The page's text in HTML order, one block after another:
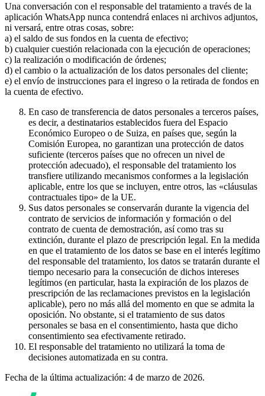
Una conversación con el responsable del tratamiento a través de la
aplicación WhatsApp nunca contendrá enlaces ni archivos adjuntos,
ni versará, entre otras cosas, sobre:
a) el saldo de sus fondos en la cuenta de efectivo;
b) cualquier cuestión relacionada con la ejecución de operaciones;
c) la realización o modificación de órdenes;
d) el cambio o la actualización de los datos personales del cliente;
e) el envío de instrucciones para el ingreso o la retirada de fondos en
la cuenta de efectivo.
En caso de transferencia de datos personales a terceros países,
es decir, a destinatarios establecidos fuera del Espacio
Económico Europeo o de Suiza, en países que, según la
Comisión Europea, no garantizan una protección de datos
suficiente (terceros países que no ofrecen un nivel de
protección adecuado), el responsable del tratamiento los
transfiere utilizando mecanismos conformes a la legislación
aplicable, entre los que se incluyen, entre otros, las «cláusulas
contractuales tipo» de la UE.
Sus datos personales se conservarán durante la vigencia del
contrato de servicios de información y formación o del
contrato de cuenta de demostración, así como tras su
extinción, durante el plazo de prescripción legal. En la medida
en que el tratamiento de los datos se base en el interés legítimo
del responsable del tratamiento, los datos se tratarán durante el
tiempo necesario para la consecución de dichos intereses
legítimos (en particular, hasta la expiración de los plazos de
prescripción de las reclamaciones previstos en la legislación
aplicable), pero no más allá del momento en que se admita la
oposición. No obstante, si el tratamiento de sus datos
personales se basa en el consentimiento, hasta que dicho
consentimiento sea efectivamente retirado.
El responsable del tratamiento no utilizará la toma de
decisiones automatizada en su contra.
Fecha de la última actualización: 4 de marzo de 2026.